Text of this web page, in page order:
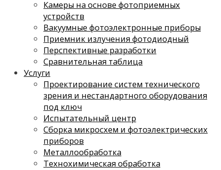
Камеры на основе фотоприемных
устройств
Вакуумные фотоэлектронные приборы
Приемник излучения фотодиодный
Перспективные разработки
Сравнительная таблица
Услуги
Проектирование систем технического
зрения и нестандартного оборудования
под ключ
Испытательный центр
Сборка микросхем и фотоэлектрических
приборов
Металлообработка
Технохимическая обработка